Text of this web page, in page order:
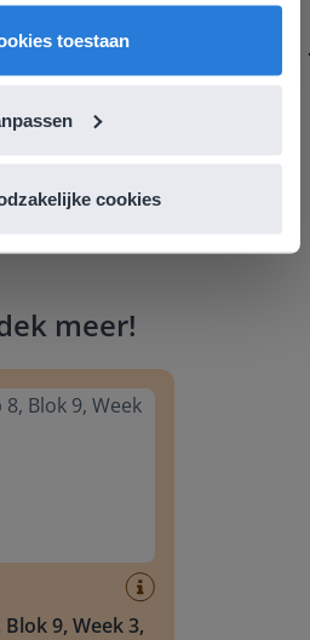
toestaan
cookies
meer!
9, Week 3,
Nederland